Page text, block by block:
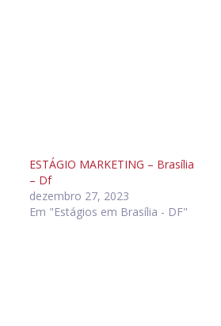
ESTÁGIO MARKETING – Brasília
– Df
dezembro 27, 2023
Em "Estágios em Brasília - DF"